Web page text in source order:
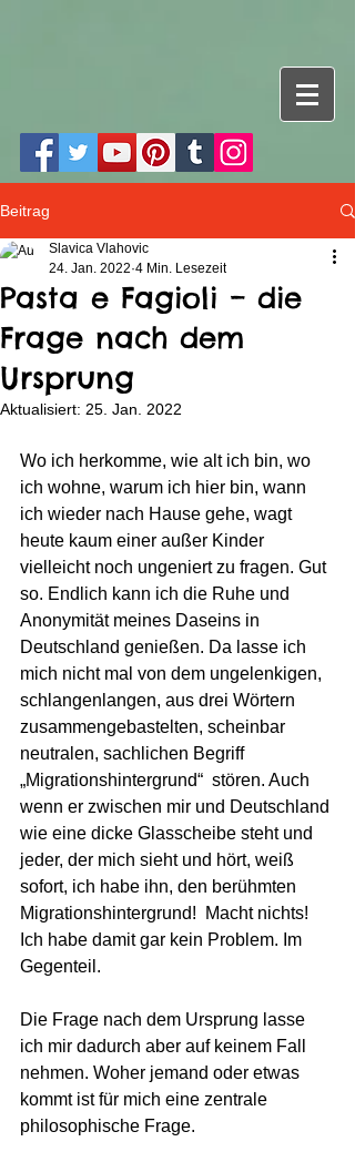
Beitrag
Pasta e Fagioli – die
Frage nach dem
Ursprung
Slavica Vlahovic
24. Jan. 2022 4 Min. Lesezeit
Aktualisiert: 25. Jan. 2022
Wo ich herkomme, wie alt ich bin, wo
ich wohne, warum ich hier bin, wann
ich wieder nach Hause gehe, wagt
heute kaum einer außer Kinder
vielleicht noch ungeniert zu fragen. Gut
so. Endlich kann ich die Ruhe und
Anonymität meines Daseins in
Deutschland genießen. Da lasse ich
mich nicht mal von dem ungelenkigen,
schlangenlangen, aus drei Wörtern
zusammengebastelten, scheinbar
neutralen, sachlichen Begriff
„Migrationshintergrund“  stören. Auch
wenn er zwischen mir und Deutschland
wie eine dicke Glasscheibe steht und
jeder, der mich sieht und hört, weiß
sofort, ich habe ihn, den berühmten
Migrationshintergrund!  Macht nichts!
Ich habe damit gar kein Problem. Im
Gegenteil.
Die Frage nach dem Ursprung lasse
ich mir dadurch aber auf keinem Fall
nehmen. Woher jemand oder etwas
kommt ist für mich eine zentrale
philosophische Frage.